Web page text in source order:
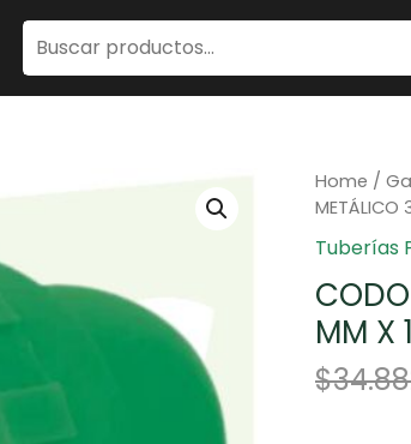
Home /
METÁLICO
Tuberías
MM X
$